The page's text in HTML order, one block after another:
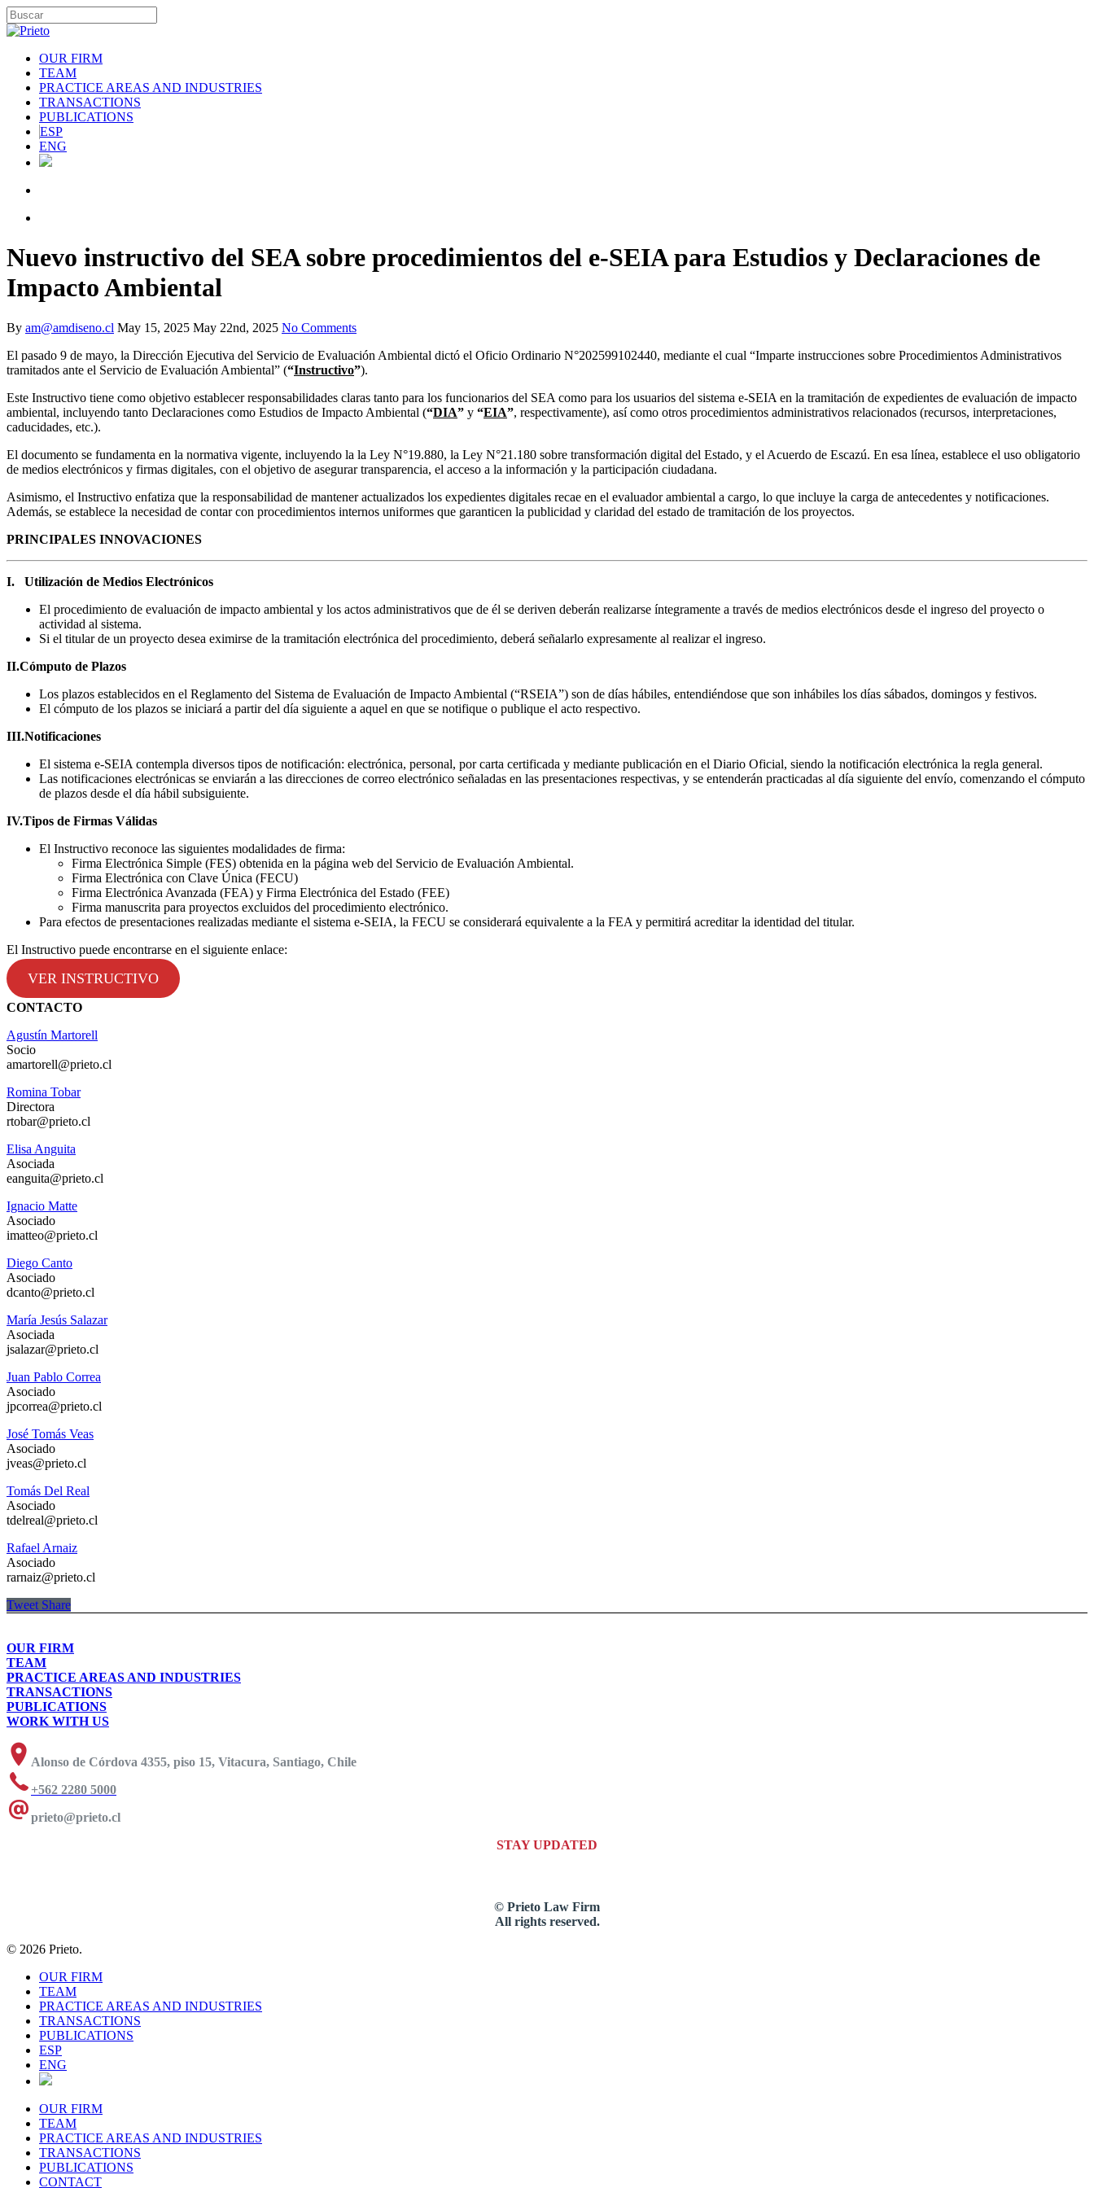
OUR FIRM
TEAM
PRACTICE AREAS AND INDUSTRIES
TRANSACTIONS
PUBLICATIONS
ESP
ENG
Nuevo instructivo del SEA sobre procedimientos del e-SEIA para Estudios y Declaraciones de
Impacto Ambiental
By am@amdiseno.cl May 15, 2025 May 22nd, 2025 No Comments
El pasado 9 de mayo, la Dirección Ejecutiva del Servicio de Evaluación Ambiental dictó el Oficio Ordinario N°202599102440, mediante el cual “Imparte instrucciones sobre Procedimientos Administrativos
tramitados ante el Servicio de Evaluación Ambiental” (“Instructivo”).
Este Instructivo tiene como objetivo establecer responsabilidades claras tanto para los funcionarios del SEA como para los usuarios del sistema e-SEIA en la tramitación de expedientes de evaluación de impacto
ambiental, incluyendo tanto Declaraciones como Estudios de Impacto Ambiental (“DIA” y “EIA”, respectivamente), así como otros procedimientos administrativos relacionados (recursos, interpretaciones,
caducidades, etc.).
El documento se fundamenta en la normativa vigente, incluyendo la la Ley N°19.880, la Ley N°21.180 sobre transformación digital del Estado, y el Acuerdo de Escazú. En esa línea, establece el uso obligatorio
de medios electrónicos y firmas digitales, con el objetivo de asegurar transparencia, el acceso a la información y la participación ciudadana.
Asimismo, el Instructivo enfatiza que la responsabilidad de mantener actualizados los expedientes digitales recae en el evaluador ambiental a cargo, lo que incluye la carga de antecedentes y notificaciones.
Además, se establece la necesidad de contar con procedimientos internos uniformes que garanticen la publicidad y claridad del estado de tramitación de los proyectos.
PRINCIPALES INNOVACIONES
I. Utilización de Medios Electrónicos
El procedimiento de evaluación de impacto ambiental y los actos administrativos que de él se deriven deberán realizarse íntegramente a través de medios electrónicos desde el ingreso del proyecto o
actividad al sistema.
Si el titular de un proyecto desea eximirse de la tramitación electrónica del procedimiento, deberá señalarlo expresamente al realizar el ingreso.
II.Cómputo de Plazos
Los plazos establecidos en el Reglamento del Sistema de Evaluación de Impacto Ambiental (“RSEIA”) son de días hábiles, entendiéndose que son inhábiles los días sábados, domingos y festivos.
El cómputo de los plazos se iniciará a partir del día siguiente a aquel en que se notifique o publique el acto respectivo.
III.Notificaciones
El sistema e-SEIA contempla diversos tipos de notificación: electrónica, personal, por carta certificada y mediante publicación en el Diario Oficial, siendo la notificación electrónica la regla general.
Las notificaciones electrónicas se enviarán a las direcciones de correo electrónico señaladas en las presentaciones respectivas, y se entenderán practicadas al día siguiente del envío, comenzando el cómputo
de plazos desde el día hábil subsiguiente.
IV.Tipos de Firmas Válidas
El Instructivo reconoce las siguientes modalidades de firma:
Firma Electrónica Simple (FES) obtenida en la página web del Servicio de Evaluación Ambiental.
Firma Electrónica con Clave Única (FECU)
Firma Electrónica Avanzada (FEA) y Firma Electrónica del Estado (FEE)
Firma manuscrita para proyectos excluidos del procedimiento electrónico.
Para efectos de presentaciones realizadas mediante el sistema e-SEIA, la FECU se considerará equivalente a la FEA y permitirá acreditar la identidad del titular.
El Instructivo puede encontrarse en el siguiente enlace:
VER INSTRUCTIVO
CONTACTO
Agustín Martorell
Socio
amartorell@prieto.cl
Romina Tobar
Directora
rtobar@prieto.cl
Elisa Anguita
Asociada
eanguita@prieto.cl
Ignacio Matte
Asociado
imatteo@prieto.cl
Diego Canto
Asociado
dcanto@prieto.cl
María Jesús Salazar
Asociada
jsalazar@prieto.cl
Juan Pablo Correa
Asociado
jpcorrea@prieto.cl
José Tomás Veas
Asociado
jveas@prieto.cl
Tomás Del Real
Asociado
tdelreal@prieto.cl
Rafael Arnaiz
Asociado
rarnaiz@prieto.cl
Tweet Share
OUR FIRM
TEAM
PRACTICE AREAS AND INDUSTRIES
TRANSACTIONS
PUBLICATIONS
WORK WITH US
Alonso de Córdova 4355, piso 15, Vitacura, Santiago, Chile
+562 2280 5000
prieto@prieto.cl
STAY UPDATED
© Prieto Law Firm
All rights reserved.
© 2026 Prieto.
OUR FIRM
TEAM
PRACTICE AREAS AND INDUSTRIES
TRANSACTIONS
PUBLICATIONS
ESP
ENG
OUR FIRM
TEAM
PRACTICE AREAS AND INDUSTRIES
TRANSACTIONS
PUBLICATIONS
CONTACT